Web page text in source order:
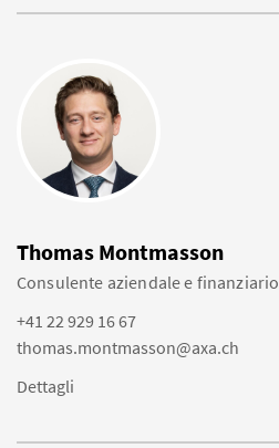
Thomas Montmasson
Consulente aziendale e finanziario
+41 22 929 16 67
thomas.montmasson@axa.ch
Dettagli